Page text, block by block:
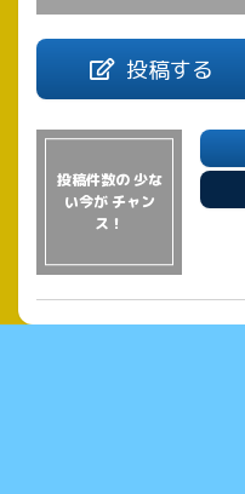
投稿する
投稿件数の 少な
い今が チャン
ス！